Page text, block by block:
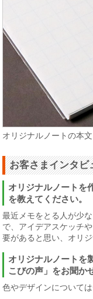
オリジナルノートの本文
お客さまインタビ
オリジナルノートを
を教えてください。
最近メモをとる人が少
で、アイデアスケッチ
要があると思い、オリ
オリジナルノートを
こびの声」をお聞か
色やデザインについて